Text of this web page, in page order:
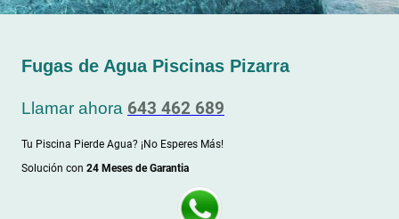
Fugas de Agua Piscinas Pizarra
Llamar ahora 643 462 689
Tu Piscina Pierde Agua? ¡No Esperes Más!
Solución con 24 Meses de Garantia